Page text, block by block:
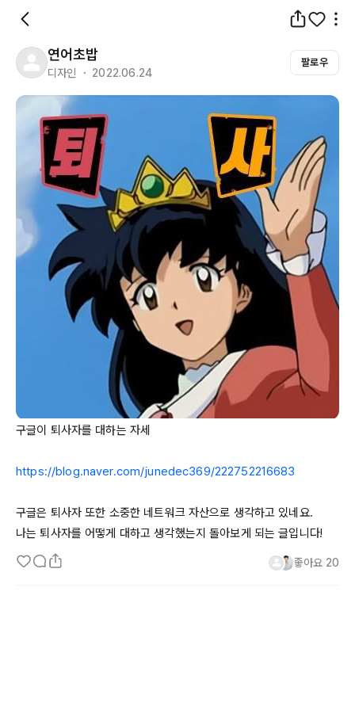
연어초밥
디자인 ・ 2022.06.24
팔로우
구글이 퇴사자를 대하는 자세
https://blog.naver.com/junedec369/222752216683
구글은 퇴사자 또한 소중한 네트워크 자산으로 생각하고 있네요.
나는 퇴사자를 어떻게 대하고 생각했는지 돌아보게 되는 글입니다!
좋아요 20